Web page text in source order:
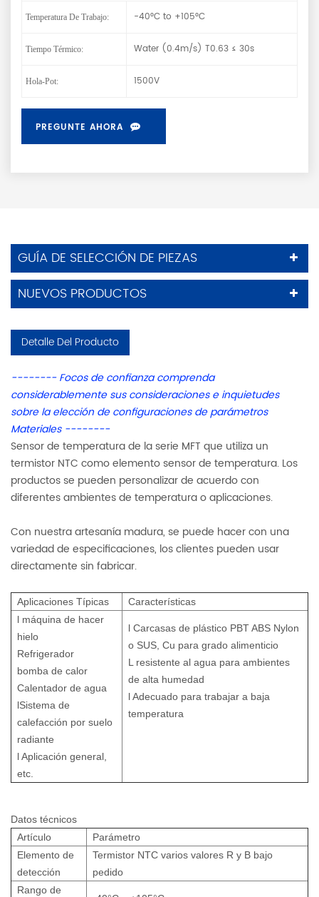
Temperatura De Trabajo: -40°C to +105°C
Tiempo Térmico: Water (0.4m/s) T0.63 ≤ 30s
Hola-Pot: 1500V
PREGUNTE AHORA
GUÍA DE SELECCIÓN DE PIEZAS
NUEVOS PRODUCTOS
Detalle Del Producto
-------- Focos de confianzacomprenda
considerablementesus consideraciones e inquietudes
sobre laelección de configuraciones de parámetros
Materiales --------
Sensor de temperatura de la serie MFT que utiliza un
termistor NTC como elemento sensor de temperatura. Los
productos se pueden personalizar de acuerdo con
diferentes ambientes de temperatura o aplicaciones.
Con nuestra artesanía madura, se puede hacer con una
variedad de especificaciones, los clientes pueden usar
directamente sin fabricar.
Aplicaciones Típicas
Características
l máquina de hacer
hielo
Refrigerador
bomba de calor
Calentador de agua
lSistema de
calefacción por suelo
radiante
l Aplicación general,
etc.
l Carcasas de plástico PBT ABS Nylon
o SUS, Cu para grado alimenticio
L resistente al agua para ambientes
de alta humedad
l Adecuado para trabajar a baja
temperatura
Datos técnicos
Artículo
Parámetro
Elemento de
detección
Termistor NTC varios valores R y B bajo
pedido
Rango de